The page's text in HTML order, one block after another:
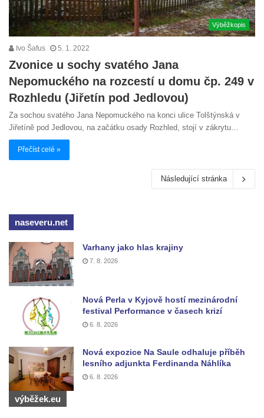
Výběžkopis
Ivo Šafus 5. 1. 2022
Zvonice u sochy svatého Jana
Nepomuckého na rozcestí u domu čp. 249 v
Rozhledu (Jiřetín pod Jedlovou)
Za sochou svatého Jana Nepomuckého na konci ulice Tolštýnská v
Jiřetíně pod Jedlovou, na začátku osady Rozhled, stojí v zákrytu…
Přečíst celé »
Následující stránka
naseveru.net
Varhany jako hlas krajiny
7. 8. 2026
Nová Perla v Kyjově hostí mezinárodní
festival Performance v časech krizí
6. 8. 2026
Nová expozice Na Saule odhaluje příběh
lesního adjunkta Ferdinanda Náhlíka
6. 8. 2026
výběžek.eu